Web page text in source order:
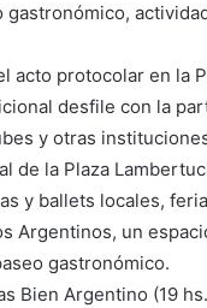
acto protocolar en la
desfile con la
y otras
de la Plaza
y ballets locales,
Argentinos, un
gastronómico.
Bien Argentino (19